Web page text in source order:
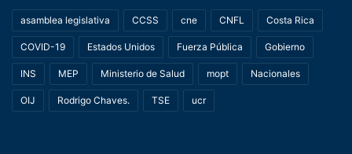
asamblea legislativa CCSS cne CNFL Costa Rica
COVID-19 Estados Unidos Fuerza Pública Gobierno
INS MEP Ministerio de Salud mopt Nacionales
OIJ Rodrigo Chaves. TSE ucr